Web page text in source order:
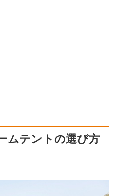
ムテントの選び方